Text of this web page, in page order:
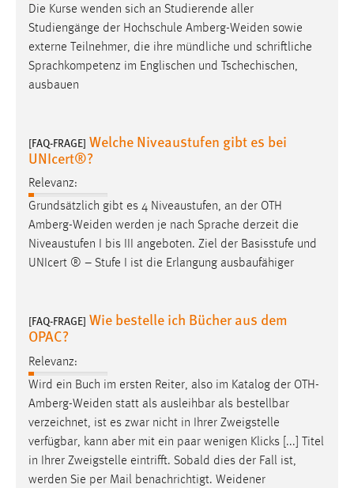
Die Kurse wenden sich an Studierende aller
Studiengänge der Hochschule Amberg-Weiden sowie
externe Teilnehmer, die ihre mündliche und schriftliche
Sprachkompetenz im Englischen und Tschechischen,
ausbauen
[FAQ-FRAGE] Welche Niveaustufen gibt es bei
UNIcert®?
Relevanz:
Grundsätzlich gibt es 4 Niveaustufen, an der OTH
Amberg-Weiden werden je nach Sprache derzeit die
Niveaustufen I bis III angeboten. Ziel der Basisstufe und
UNIcert ® – Stufe I ist die Erlangung ausbaufähiger
[FAQ-FRAGE] Wie bestelle ich Bücher aus dem
OPAC?
Relevanz:
Wird ein Buch im ersten Reiter, also im Katalog der OTH-
Amberg-Weiden statt als ausleihbar als bestellbar
verzeichnet, ist es zwar nicht in Ihrer Zweigstelle
verfügbar, kann aber mit ein paar wenigen Klicks [...] Titel
in Ihrer Zweigstelle eintrifft. Sobald dies der Fall ist,
werden Sie per Mail benachrichtigt. Weidener
Name:
Zweck:
Für performante Seitenauslieferung wird in diesem Cookie
Sprachpräferenz
Name:
site-language-preference
Zweck:
Das Cookie speichert die gewählte Sprache der Website.
Chat
Name:
MibewSessionID, MIBEW_UserID, mibew_locale, mibew-
chat-frame-style-5e9dbeb1811c0446
Zweck:
Wird benötigt um die Chatfunktion nutzen zu können.
Cookie Laufzeit: